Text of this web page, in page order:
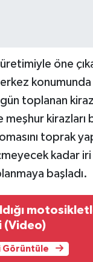
öne
konumunda
toplanan
kirazları
toprak
kadar
başladı.
(Video)
Görüntüle